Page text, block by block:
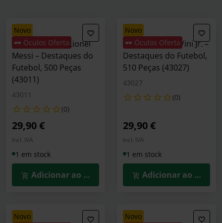
novo
🕶️ Óculos Oferta
LEGO Editions: Lionel
Messi – Destaques do
Futebol, 500 Peças
(43011)
43011
(0)
29,90 €
Incl. IVA
1 em stock
Adicionar ao Carrinho
novo
🕶️ Óculos Oferta
LEGO Editions: Vini Jr. –
Destaques do Futebol,
510 Peças (43027)
43027
(0)
29,90 €
Incl. IVA
1 em stock
Adicionar ao
novo
novo